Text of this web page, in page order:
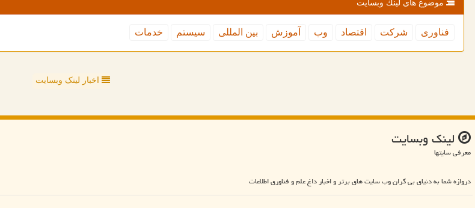
موضوع های لینك وبسایت
فناوری شركت اقتصاد وب آموزش بین المللی سیستم خدمات
اخبار لینک وبسایت
لینك وبسایت
معرفی سایتها
دروازه شما به دنیای بی کران وب سایت های برتر و اخبار داغ علم و فناوری اطلاعات